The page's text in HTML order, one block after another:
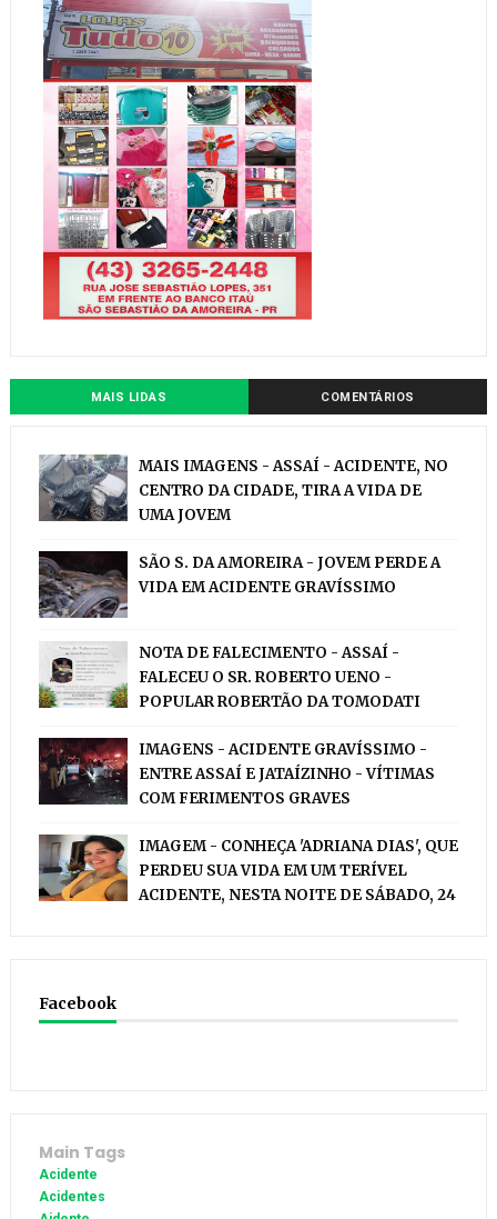
MAIS LIDAS COMENTÁRIOS
MAIS IMAGENS - ASSAÍ - ACIDENTE, NO
CENTRO DA CIDADE, TIRA A VIDA DE
UMA JOVEM
SÃO S. DA AMOREIRA - JOVEM PERDE A
VIDA EM ACIDENTE GRAVÍSSIMO
NOTA DE FALECIMENTO - ASSAÍ -
FALECEU O SR. ROBERTO UENO -
POPULAR ROBERTÃO DA TOMODATI
IMAGENS - ACIDENTE GRAVÍSSIMO -
ENTRE ASSAÍ E JATAÍZINHO - VÍTIMAS
COM FERIMENTOS GRAVES
IMAGEM - CONHEÇA 'ADRIANA DIAS', QUE
PERDEU SUA VIDA EM UM TERÍVEL
ACIDENTE, NESTA NOITE DE SÁBADO, 24
Facebook
Main Tags
Acidente
Acidentes